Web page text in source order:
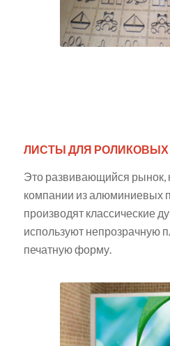
ЛИСТЫ ДЛЯ
Это развивающийся рынок,
компании из алюминиевых
производят классические
используют непрозрачную
печатную форму.